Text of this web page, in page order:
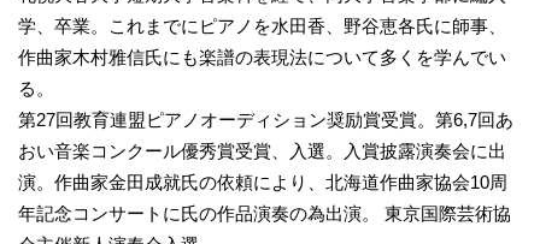
学、卒業。これまでにピアノを水田香、野谷恵各氏に師事、
作曲家木村雅信氏にも楽譜の表現法について多くを学んでい
る。
第27回教育連盟ピアノオーディション奨励賞受賞。第6,7回あ
おい音楽コンクール優秀賞受賞、入選。入賞披露演奏会に出
演。作曲家金田成就氏の依頼により、北海道作曲家協会10周
年記念コンサートに氏の作品演奏の為出演。 東京国際芸術協